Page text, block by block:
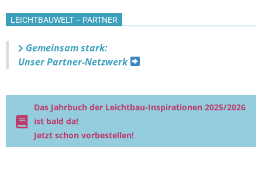
LEICHTBAUWELT – PARTNER
Gemeinsam stark:
Unser Partner-Netzwerk
Das Jahrbuch der Leichtbau-Inspirationen 2025/2026
ist bald da!
Jetzt schon vorbestellen!